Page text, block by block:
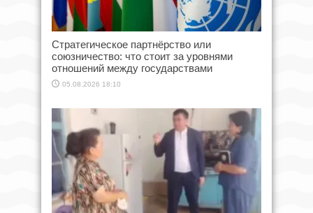
Стратегическое партнёрство или
союзничество: что стоит за уровнями
отношений между государствами
05.08.2026 18:10